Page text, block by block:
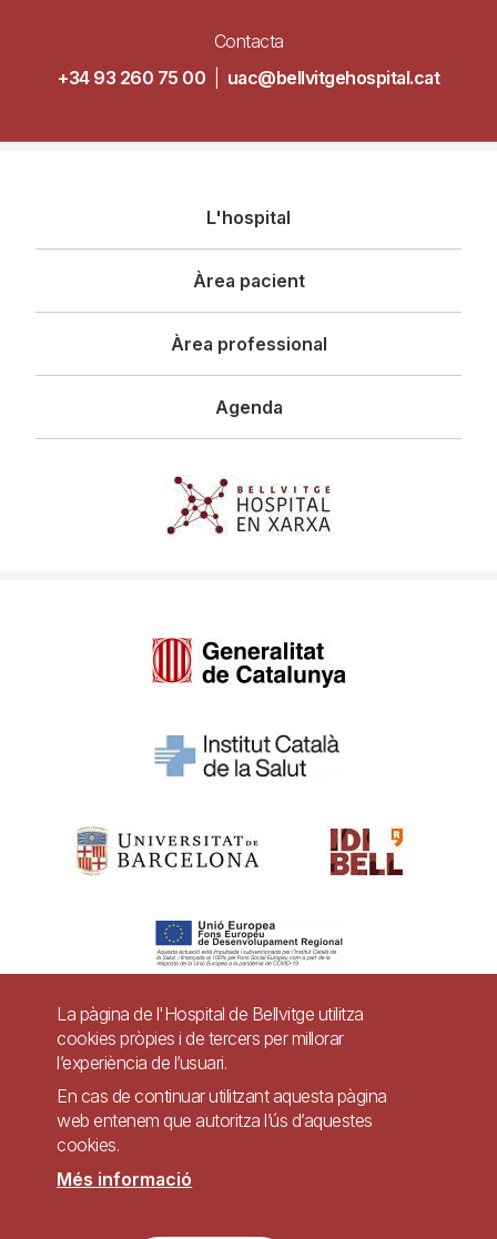
Contacta
+34 93 260 75 00
uac@bellvitgehospital.cat
principal
L'hospital
Àrea pacient
Àrea professional
Agenda
Pie
página
Contacte
Accessibilitat Avís legal Ajuda
La pàgina de l'Hospital de Bellvitge utilitza
cookies pròpies i de tercers per millorar
l’experiència de l’usuari.
En cas de continuar utilitzant aquesta pàgina
web entenem que autoritza l’ús d’aquestes
cookies.
Més informació